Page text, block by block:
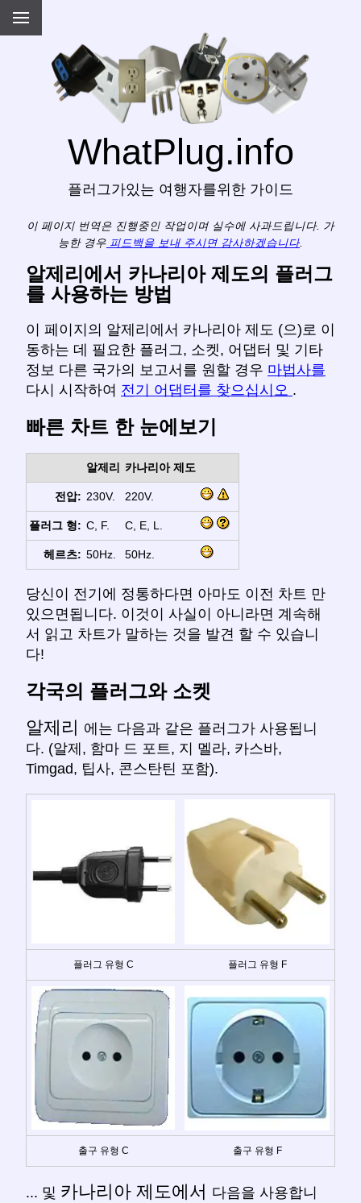
WhatPlug.info
플러그가있는 여행자를위한 가이드
이 페이지 번역은 진행중인 작업이며 실수에 사과드립니다. 가
능한 경우 피드백을 보내 주시면 감사하겠습니다.
알제리에서 카나리아 제도의 플러그
를 사용하는 방법
이 페이지의 알제리에서 카나리아 제도 (으)로 이
동하는 데 필요한 플러그, 소켓, 어댑터 및 기타
정보 다른 국가의 보고서를 원할 경우 마법사를
다시 시작하여 전기 어댑터를 찾으십시오 .
빠른 차트 한 눈에보기
알제리 카나리아 제도
전압: 230V. 220V.
플러그 형: C, F. C, E, L.
헤르츠: 50Hz. 50Hz.
당신이 전기에 정통하다면 아마도 이전 차트 만
있으면됩니다. 이것이 사실이 아니라면 계속해
서 읽고 차트가 말하는 것을 발견 할 수 있습니
다!
각국의 플러그와 소켓
알제리 에는 다음과 같은 플러그가 사용됩니
다. (알제, 함마 드 포트, 지 멜라, 카스바,
Timgad, 팁사, 콘스탄틴 포함).
플러그 유형 C 플러그 유형 F
출구 유형 C 출구 유형 F
... 및 카나리아 제도에서 다음을 사용합니